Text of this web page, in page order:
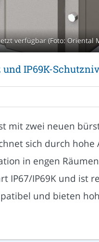
verfügbar (Foto: Oriental
IP69K-
mit zwei neuen
sich durch hohe
in engen
IP67/IP69K und ist
und bieten